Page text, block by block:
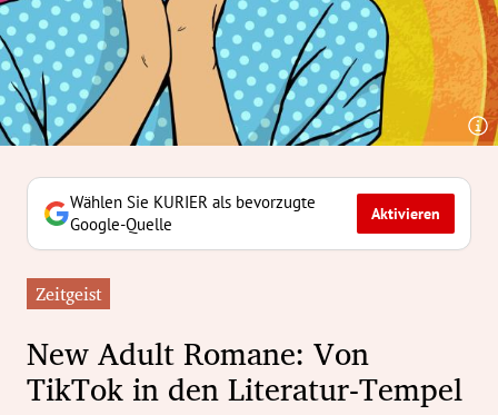
Untermenü
Untermenü
Untermenü
Untermenü
Untermenü
Untermenü
Untermenü
Wählen Sie KURIER als bevorzugte
Google-Quelle
Aktivieren
Zeitgeist
New Adult Romane: Von
TikTok in den Literatur-Tempel